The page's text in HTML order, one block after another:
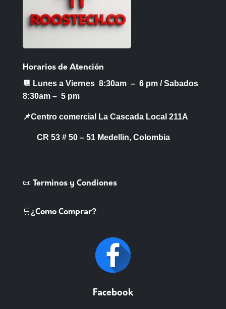
Horarios de Atención
📆 Lunes a Viernes 8:30am – 6 pm /Sabados
8:30am – 5 pm
📌Centro comercial La Cascada Local 211A
CR 53 # 50 – 51 Medellin, Colombia
📜 Terminos y Condiones
🛒¿Como Comprar?
Facebook